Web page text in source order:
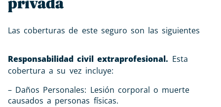
Las coberturas de este seguro son las siguientes
Responsabilidad civil extraprofesional. Esta
cobertura a su vez incluye:
– Daños Personales: Lesión corporal o muerte
causados a personas físicas.